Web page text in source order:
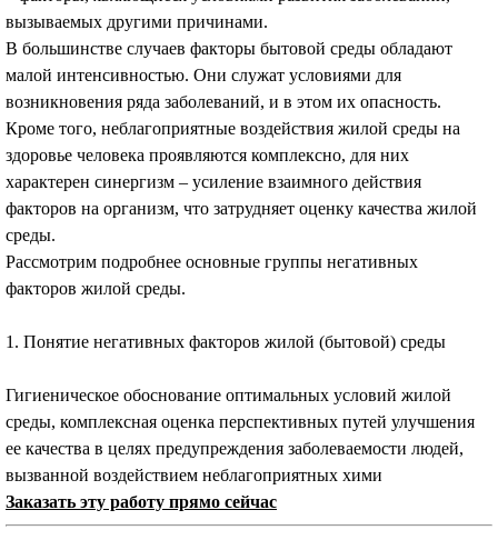
вызываемых другими причинами.
В большинстве случаев факторы бытовой среды обладают
малой интенсивностью. Они служат условиями для
возникновения ряда заболеваний, и в этом их опасность.
Кроме того, неблагоприятные воздействия жилой среды на
здоровье человека проявляются комплексно, для них
характерен синергизм – усиление взаимного действия
факторов на организм, что затрудняет оценку качества жилой
среды.
Рассмотрим подробнее основные группы негативных
факторов жилой среды.
1. Понятие негативных факторов жилой (бытовой) среды
Гигиеническое обоснование оптимальных условий жилой
среды, комплексная оценка перспективных путей улучшения
ее качества в целях предупреждения заболеваемости людей,
вызванной воздействием неблагоприятных хими
Заказать эту работу прямо сейчас